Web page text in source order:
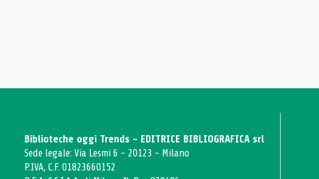
Biblioteche oggi Trends - EDITRICE BIBLIOGRAFICA srl
Sede legale: Via Lesmi 6 - 20123 - Milano
P.IVA, C.F. 01823660152